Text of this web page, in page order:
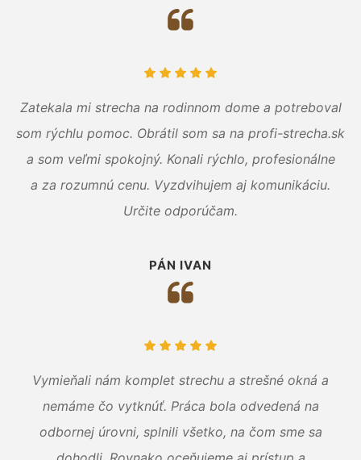
Zatekala mi strecha na rodinnom dome a potreboval
som rýchlu pomoc. Obrátil som sa na profi-strecha.sk
a som veľmi spokojný. Konali rýchlo, profesionálne
a za rozumnú cenu. Vyzdvihujem aj komunikáciu.
Určite odporúčam.
PÁN IVAN
Vymieňali nám komplet strechu a strešné okná a
nemáme čo vytknúť. Práca bola odvedená na
odbornej úrovni, splnili všetko, na čom sme sa